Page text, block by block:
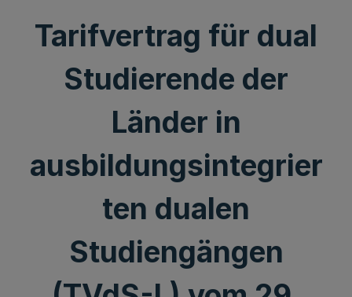
Tarifvertrag für dual
Studierende der
Länder in
ausbildungsintegrier
ten dualen
Studiengängen